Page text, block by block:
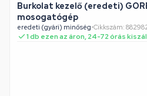
Burkolat kezelő (eredeti)
mosogatógép
eredeti (gyári) minőség•Cikkszám:
1 db ezen az áron, 24-72 órás